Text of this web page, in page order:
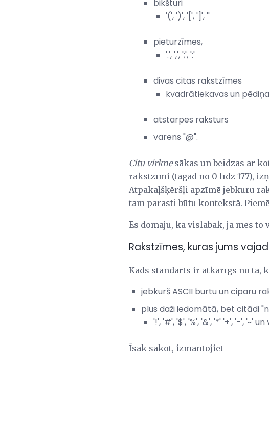
bikšturi
'(', ')', '[', ']', ''
pieturzīmes,
'.', ',', ';', ':'
divas citas rakstzīmes
kvadrātiekavas un
atstarpes raksturs
varens "@".
Citu virknesākas un beidzas ar
rakstzīmi (tagad no 0 līdz 177),
Atpakaļšķēršļi apzīmē jebkuru
tam parasti būtu kontekstā.
Es domāju, ka vislabāk, ja mēs
Rakstzīmes, kuras jums
Kāds standarts ir atkarīgs no tā,
jebkurš ASCII burtu un ciparu
plus daži iedomātā, bet citādi
'!', '#', '$', '%', '&', '*' '+', '-', '~'
Īsāk sakot, izmantojiet